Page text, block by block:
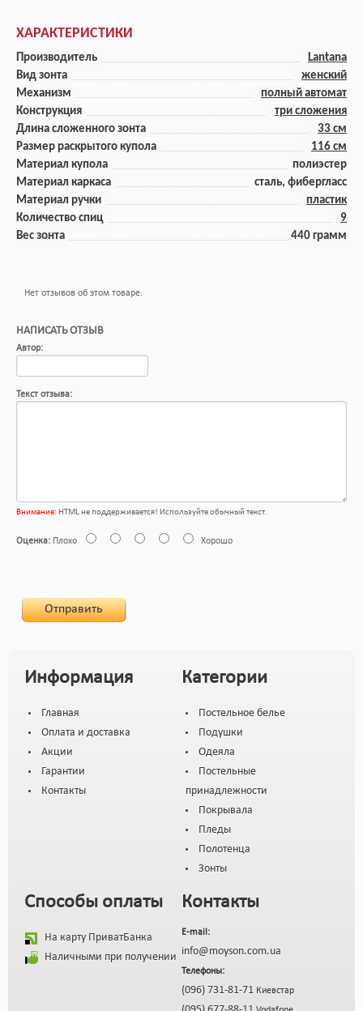
ХАРАКТЕРИСТИКИ
Производитель
Lantana
Вид зонта
женский
Механизм
полный автомат
Конструкция
три сложения
Длина сложенного зонта
33 см
Размер раскрытого купола
116 см
Материал купола
полиэстер
Материал каркаса
сталь, фибергласс
Материал ручки
пластик
Количество спиц
9
Вес зонта
440 грамм
Нет отзывов об этом товаре.
НАПИСАТЬ ОТЗЫВ
Автор:
Текст отзыва:
Внимание: HTML не поддерживается! Используйте обычный текст.
Оценка: Плохо Хорошо
Отправить
Информация
Главная
Оплата и доставка
Акции
Гарантии
Контакты
Категории
Постельное белье
Подушки
Одеяла
Постельные
принадлежности
Покрывала
Пледы
Полотенца
Зонты
Способы оплаты
На карту ПриватБанка
Наличными при получении
Контакты
E-mail:
info@moyson.com.ua
Телефоны:
(096) 731-81-71 Киевстар